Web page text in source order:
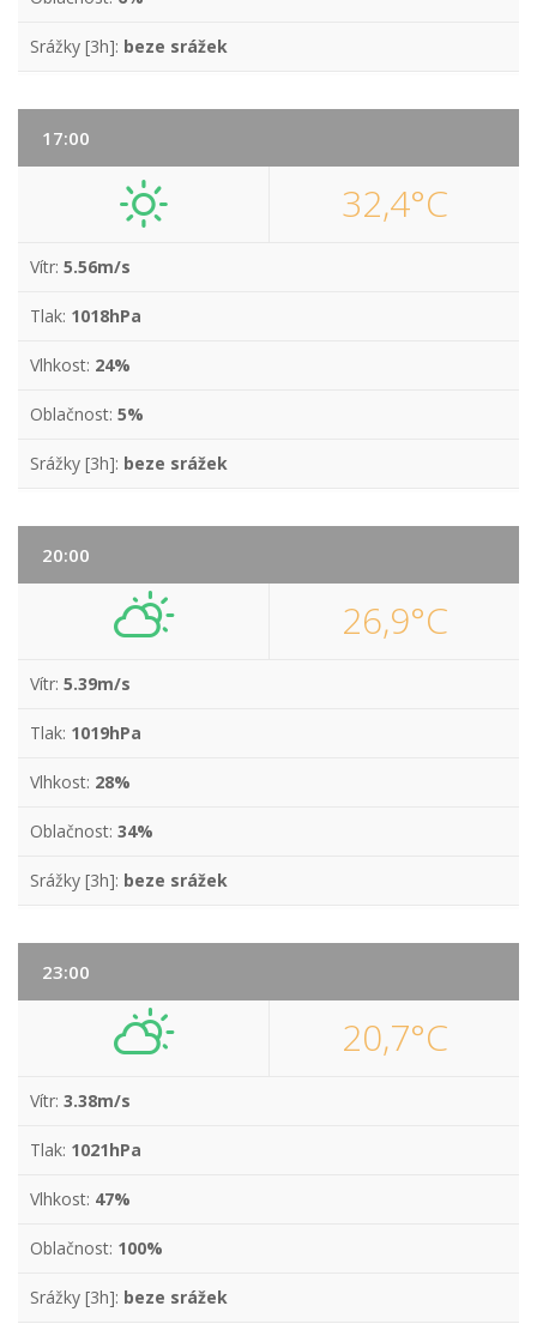
Srážky [3h]: beze srážek
17:00
32,4°C
Vítr: 5.56m/s
Tlak: 1018hPa
Vlhkost: 24%
Oblačnost: 5%
Srážky [3h]: beze srážek
20:00
26,9°C
Vítr: 5.39m/s
Tlak: 1019hPa
Vlhkost: 28%
Oblačnost: 34%
Srážky [3h]: beze srážek
23:00
20,7°C
Vítr: 3.38m/s
Tlak: 1021hPa
Vlhkost: 47%
Oblačnost: 100%
Srážky [3h]: beze srážek